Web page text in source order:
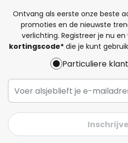
Ontvang als eerste onze beste
promoties en de nieuwste
verlichting. Registreer je nu
kortingscode*die je kunt
Particuliere klant